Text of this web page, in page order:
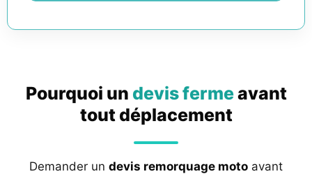
Pourquoi un devis fermeavant
tout déplacement
Demander un devis remorquage moto avant